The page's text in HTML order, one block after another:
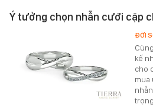
Ý tưởng chọn nhẫn cưới cặp
kế
cho
mua
ĐỜI